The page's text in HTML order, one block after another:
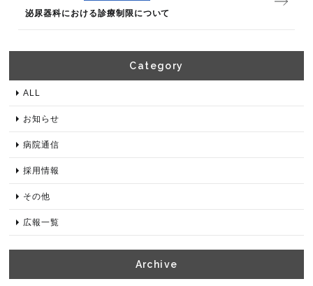
泌尿器科における診療制限について
Category​
ALL
お知らせ
病院通信
採用情報
その他
広報一覧
Archive​